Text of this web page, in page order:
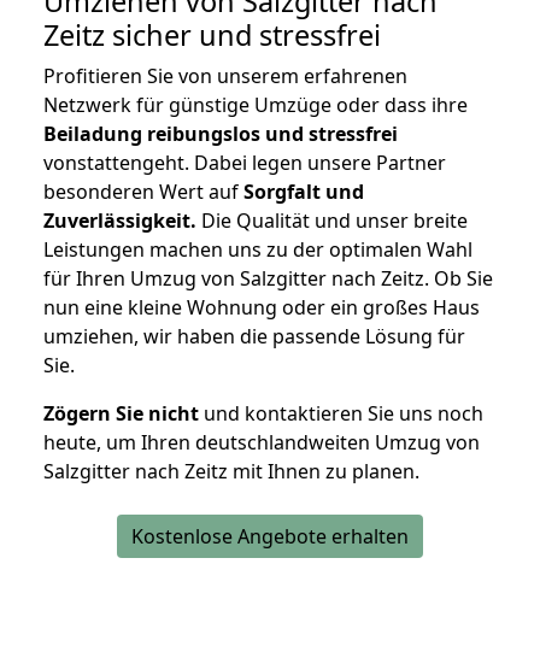
Zeitz sicher und stressfrei
Profitieren Sie von unserem erfahrenen
Netzwerk für günstige Umzüge oder dass ihre
Beiladung reibungslos und stressfrei
vonstattengeht. Dabei legen unsere Partner
besonderen Wert aufSorgfalt und
Zuverlässigkeit. Die Qualität und unser breite
Leistungen machen uns zu der optimalen Wahl
für Ihren Umzug von Salzgitter nach Zeitz. Ob Sie
nun eine kleine Wohnung oder ein großes Haus
umziehen, wir haben die passende Lösung für
Sie.
Zögern Sie nicht und kontaktieren Sie uns noch
heute, um Ihren deutschlandweiten Umzug von
Salzgitter nach Zeitz mit Ihnen zu planen.
Kostenlose Angebote erhalten